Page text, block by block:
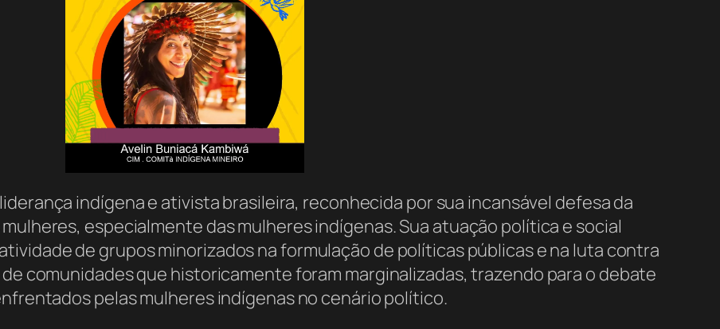
indígena e ativista brasileira, reconhecida por sua incansável defesa da
especialmente das mulheres indígenas. Sua atuação política e social
de grupos minorizados na formulação de políticas públicas e na luta contra
comunidades que historicamente foram marginalizadas, trazendo para o debate
pelas mulheres indígenas no cenário político.